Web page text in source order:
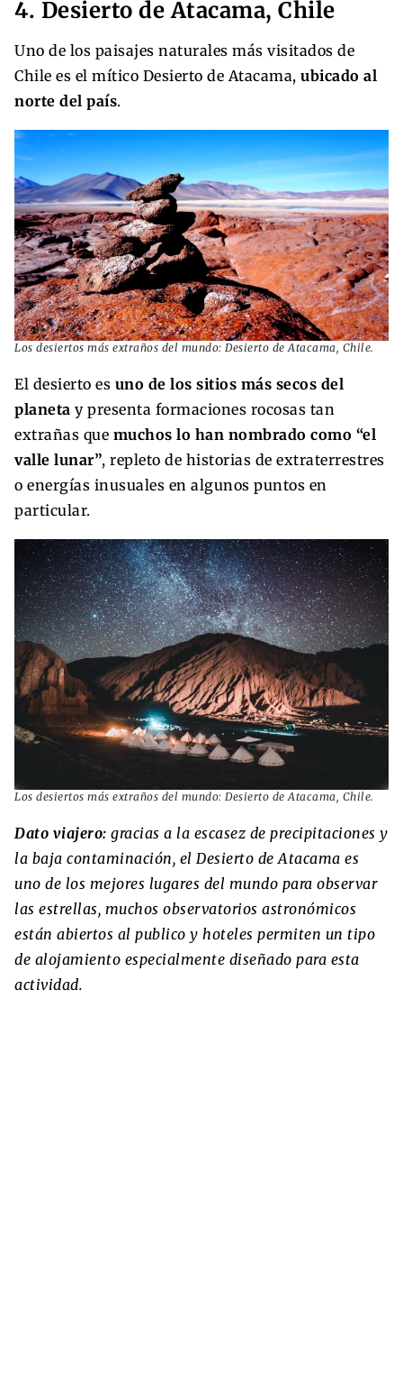
4. Desierto de Atacama, Chile
Uno de los paisajes naturales más visitados de
Chile es el mítico Desierto de Atacama, ubicado al
norte del país.
Los desiertos más extraños del mundo: Desierto de Atacama, Chile.
El desierto es uno de los sitios más secos del
planeta y presenta formaciones rocosas tan
extrañas que muchos lo han nombrado como “el
valle lunar”, repleto de historias de extraterrestres
o energías inusuales en algunos puntos en
particular.
Los desiertos más extraños del mundo: Desierto de Atacama, Chile.
Dato viajero: gracias a la escasez de precipitaciones y
la baja contaminación, el Desierto de Atacama es
uno de los mejores lugares del mundo para observar
las estrellas, muchos observatorios astronómicos
están abiertos al publico y hoteles permiten un tipo
de alojamiento especialmente diseñado para esta
actividad.